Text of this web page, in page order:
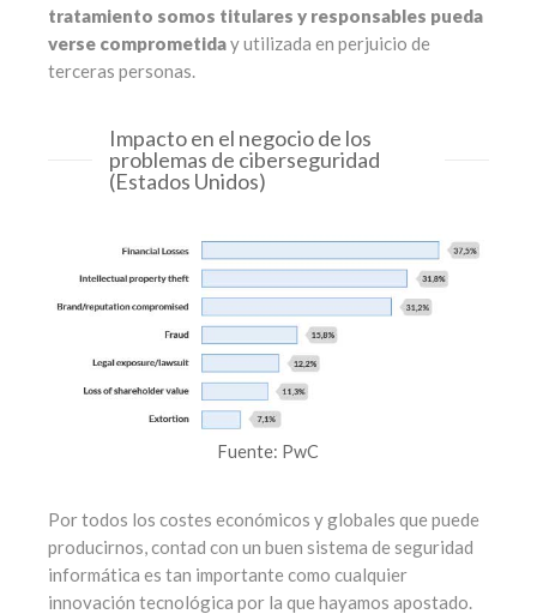
tratamiento somos titulares y responsables pueda
verse comprometiday utilizada en perjuicio de
terceras personas.
Impacto en el negocio de los
problemas de ciberseguridad
(Estados Unidos)
Fuente: PwC
Por todos los costes económicos y globales que puede
producirnos, contad con un buen sistema de seguridad
informática es tan importante como cualquier
innovación tecnológica por la que hayamos apostado.